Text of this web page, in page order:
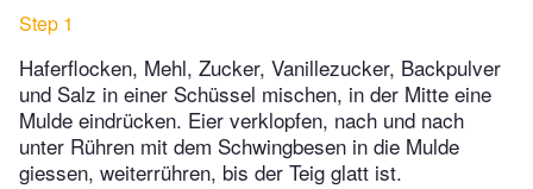
Step 1
Haferflocken, Mehl, Zucker, Vanillezucker, Backpulver
und Salz in einer Schüssel mischen, in der Mitte eine
Mulde eindrücken. Eier verklopfen, nach und nach
unter Rühren mit dem Schwingbesen in die Mulde
giessen, weiterrühren, bis der Teig glatt ist.